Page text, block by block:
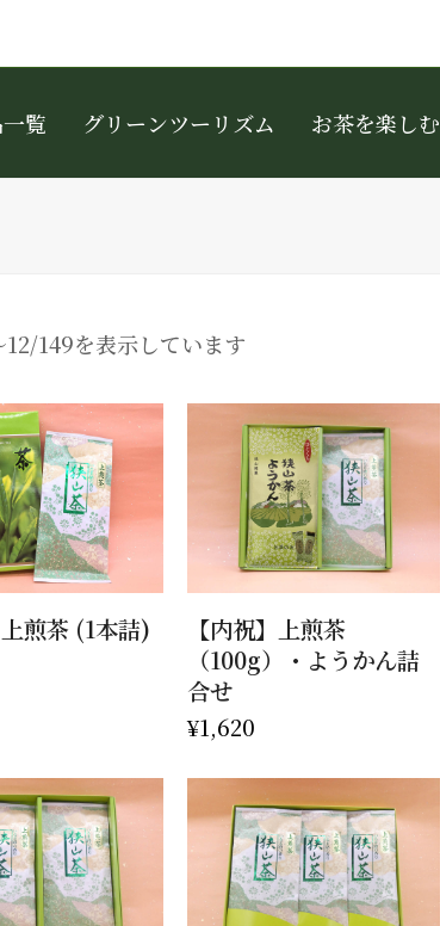
覧 グリーンツーリズム お茶を楽しむ
12/149を表示しています
物カゴに追加
上煎茶 (1本詰) お買い物カゴに追加
【内祝】上煎茶
（100g）・ようかん詰
合せ
¥1,620